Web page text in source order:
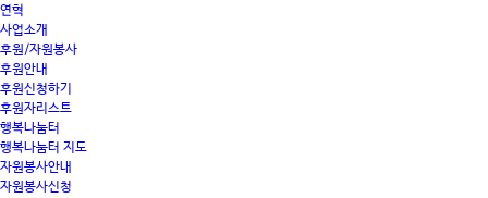
연혁
사업소개
후원/자원봉사
후원안내
후원신청하기
후원자리스트
행복나눔터
행복나눔터 지도
자원봉사안내
자원봉사신청